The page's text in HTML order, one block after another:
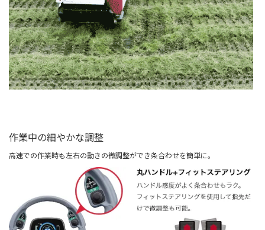
作業中の細やかな調整
高速での作業時も左右の動きの微調整ができ条合わせを簡単に。